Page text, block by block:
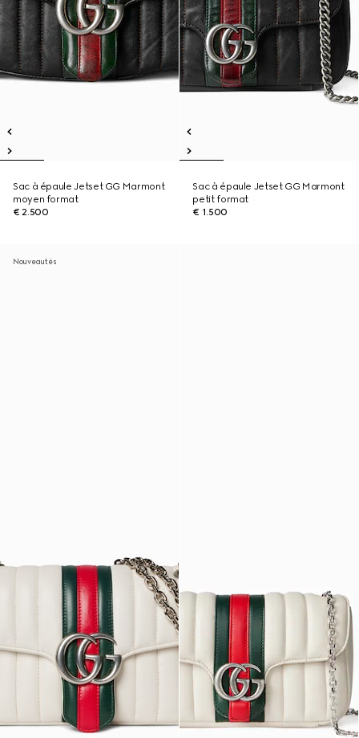
Sac à épaule Jetset GG Marmont
moyen format
€ 2.500
Sac à épaule Jetset GG Marmont
petit format
€ 1.500
Nouveautés